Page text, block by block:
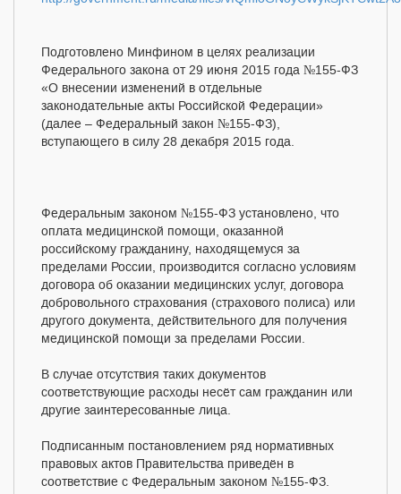
Подготовлено Минфином в целях реализации
Федерального закона от 29 июня 2015 года №155-ФЗ
«О внесении изменений в отдельные
законодательные акты Российской Федерации»
(далее – Федеральный закон №155-ФЗ),
вступающего в силу 28 декабря 2015 года.
Федеральным законом №155-ФЗ установлено, что
оплата медицинской помощи, оказанной
российскому гражданину, находящемуся за
пределами России, производится согласно условиям
договора об оказании медицинских услуг, договора
добровольного страхования (страхового полиса) или
другого документа, действительного для получения
медицинской помощи за пределами России.
В случае отсутствия таких документов
соответствующие расходы несёт сам гражданин или
другие заинтересованные лица.
Подписанным постановлением ряд нормативных
правовых актов Правительства приведён в
соответствие с Федеральным законом №155-ФЗ.